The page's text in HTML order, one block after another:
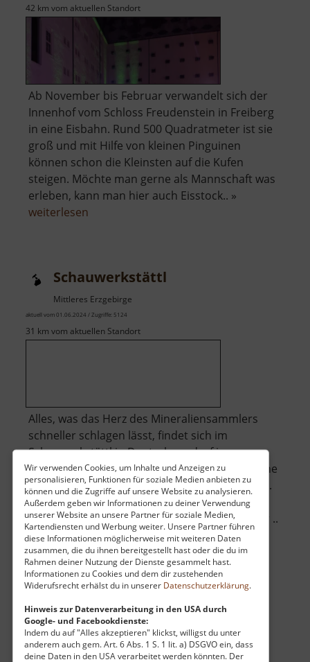
Wir verwenden Cookies, um Inhalte und Anzeigen zu
personalisieren, Funktionen für soziale Medien anbieten zu
können und die Zugriffe auf unsere Website zu analysieren.
Außerdem geben wir Informationen zu deiner Verwendung
unserer Website an unsere Partner für soziale Medien,
Kartendiensten und Werbung weiter. Unsere Partner führen
diese Informationen möglicherweise mit weiteren Daten
zusammen, die du ihnen bereitgestellt hast oder die du im
Rahmen deiner Nutzung der Dienste gesammelt hast.
Informationen zu Cookies und dem dir zustehenden
Widerufsrecht erhälst du in unserer Datenschutzerklärung.
Hinweis zur Datenverarbeitung in den USA durch
Google- und Facebookdienste:
Indem du auf "Alles akzeptieren" klickst, willigst du unter
anderem auch gem. Art. 6 Abs. 1 S. 1 lit. a) DSGVO ein, dass
deine Daten in den USA verarbeitet werden könnten. Der
42 km vom aktuellen Standort
Ab November bis Februar verwandelt sich der
Innenhof vom Schloss Freudenstein in Freiberg
in eine Eisbahn. Rund 500 Quadratmeter ist sie
groß und mit Hilfe von kleinen Pinguinen
können schon die Kleinsten auf die Kufen
steigen. Möchte man gerne als Mannschaft was
erleben, kann man hier auch Eisstock.. »
weiterlesen
Freudenstein
Schauwerkstättl
Mittleres Erzgebirge
aktuell vom 01.06.2024 / Zugriffe: 5124
31 km vom aktuellen Standort
Alles, was das Herz des Mineraliensammlers
schneller schlagen lässt, findet sich im
Schauwerkstättl in Deutschneudorf im
Erzgebirge. Hier kann man stöbern, beim Steine
schleifen zusehen oder selbst Steine "erleben".
Kinder können im Garten auf Schatzsuche
gehen, im Sandkasten Mineralien suchen oder ..
»weiterlesenüber
Schauwerkstättl
mit Auersbergturm / Westerzgebirge
aktuell vom 01.06.2024 / Zugriffe: 20226
30 km vom aktuellen Standort